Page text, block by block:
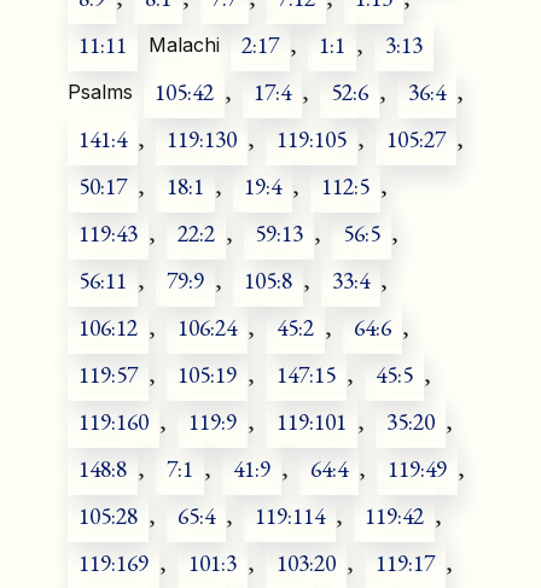
11:11
Malachi 2:17 , 1:1 , 3:13
Psalms 105:42 , 17:4 , 52:6 , 36:4 ,
141:4 , 119:130 , 119:105 , 105:27 ,
50:17 , 18:1 , 19:4 , 112:5 ,
119:43 , 22:2 , 59:13 , 56:5 ,
56:11 , 79:9 , 105:8 , 33:4 ,
106:12 , 106:24 , 45:2 , 64:6 ,
119:57 , 105:19 , 147:15 , 45:5 ,
119:160 , 119:9 , 119:101 , 35:20 ,
148:8 , 7:1 , 41:9 , 64:4 , 119:49 ,
105:28 , 65:4 , 119:114 , 119:42 ,
119:169 , 101:3 , 103:20 , 119:17 ,